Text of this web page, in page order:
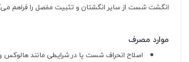
انگشت شست از سایر انگشتان و تثبیت مفصل را فراهم
موارد مصرف
اصلاح انحراف شست پا در شرایطی مانند هالوکس